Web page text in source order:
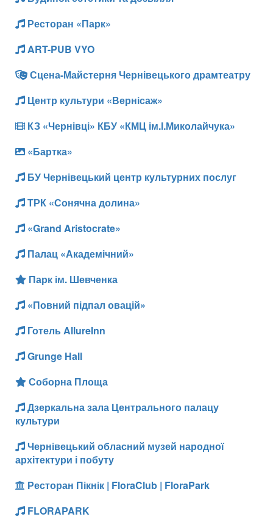
Ресторан «Парк»
ART-PUB VYO
Сцена-Майстерня Чернівецького драмтеатру
Центр культури «Вернісаж»
КЗ «Чернівці» КБУ «КМЦ ім.І.Миколайчука»
«Бартка»
БУ Чернівецький центр культурних послуг
ТРК «Сонячна долина»
«Grand Aristocrate»
Палац «Академічний»
Парк ім. Шевченка
«Повний підпал овацій»
Готель AllureInn
Grunge Hall
Соборна Площа
Дзеркальна зала Центрального палацу
культури
Чернівецький обласний музей народної
архітектури і побуту
Ресторан Пікнік | FloraClub | FloraPark
FLORAPARK